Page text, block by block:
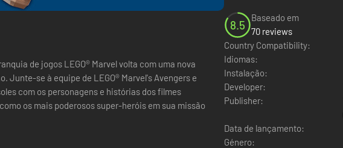
de jogos LEGO® Marvel volta com uma nova
Junte-se à equipe de LEGO® Marvel's Avengers e
com os personagens e histórias dos filmes
os mais poderosos super-heróis em sua missão
8.5
Baseado em
70 reviews
Country Compatibility:
Idiomas:
Instalação:
Developer:
Publisher:
Data de lançamento:
Género: